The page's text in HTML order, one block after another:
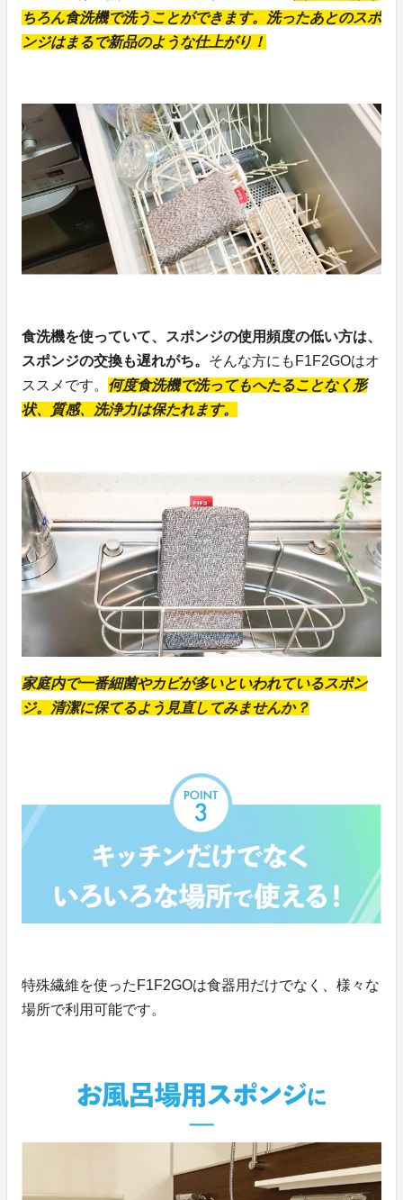
ちろん食洗機で洗うことができます。洗ったあとのスポ
ンジはまるで新品のような仕上がり！
食洗機を使っていて、スポンジの使用頻度の低い方は、
スポンジの交換も遅れがち。 そんな方にもF1F2GOはオ
ススメです。 何度食洗機で洗ってもへたることなく形
状、質感、洗浄力は保たれます。
家庭内で一番細菌やカビが多いといわれているスポン
ジ。清潔に保てるよう見直してみませんか？
特殊繊維を使ったF1F2GOは食器用だけでなく、様々な
場所で利用可能です。